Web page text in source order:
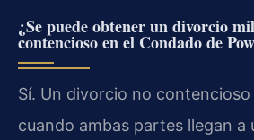
¿Se puede obtener un divorcio
contencioso en el Condado de
Sí. Un divorcio no contencioso
cuando ambas partes llegan a